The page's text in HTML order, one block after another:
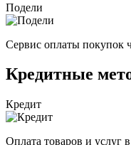
Подели
Сервис оплаты покупок
Кредитные
Кредит
Оплата товаров и услуг